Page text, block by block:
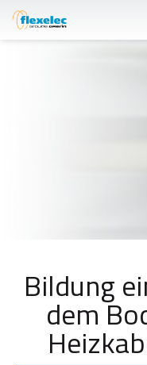
Direkt
zum
Bildung
dem